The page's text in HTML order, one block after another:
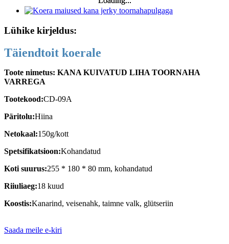
Lühike kirjeldus:
Täiendtoit koerale
Toote nimetus: KANA KUIVATUD LIHA TOORNAHA
VARREGA
Tootekood:CD-09A
Päritolu:Hiina
Netokaal:150g/kott
Spetsifikatsioon:Kohandatud
Koti suurus:255 * 180 * 80 mm, kohandatud
Riiuliaeg:18 kuud
Koostis:Kanarind, veisenahk, taimne valk, glütseriin
Saada meile e-kiri